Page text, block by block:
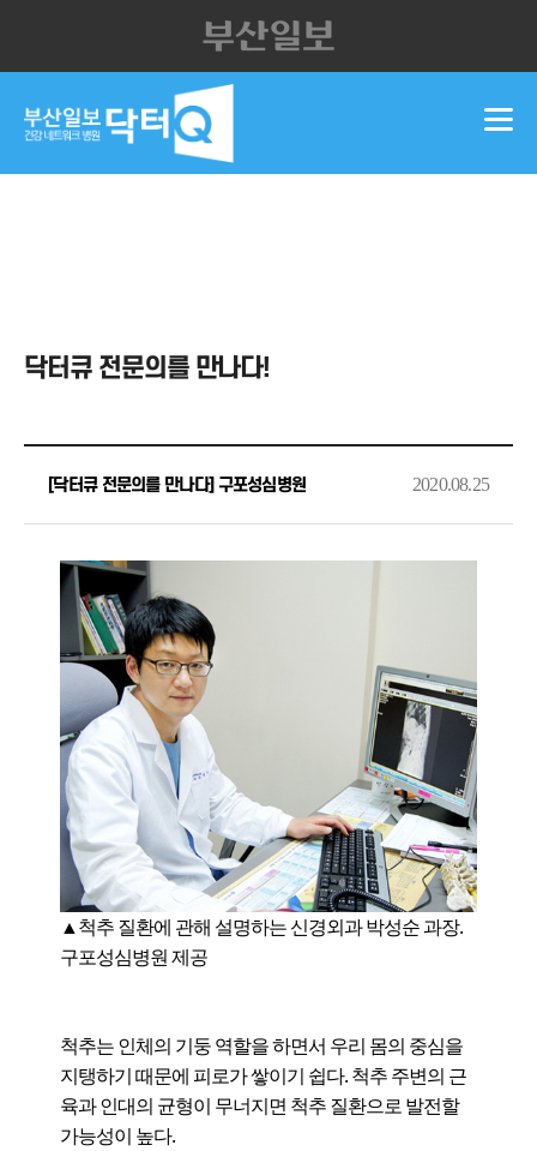
닥터큐 전문의를 만나다!
[닥터큐 전문의를 만나다] 구포성심병원 2020.08.25
▲척추 질환에 관해 설명하는 신경외과 박성순 과장.
구포성심병원 제공
척추는 인체의 기둥 역할을 하면서 우리 몸의 중심을
지탱하기 때문에 피로가 쌓이기 쉽다. 척추 주변의 근
육과 인대의 균형이 무너지면 척추 질환으로 발전할
가능성이 높다.